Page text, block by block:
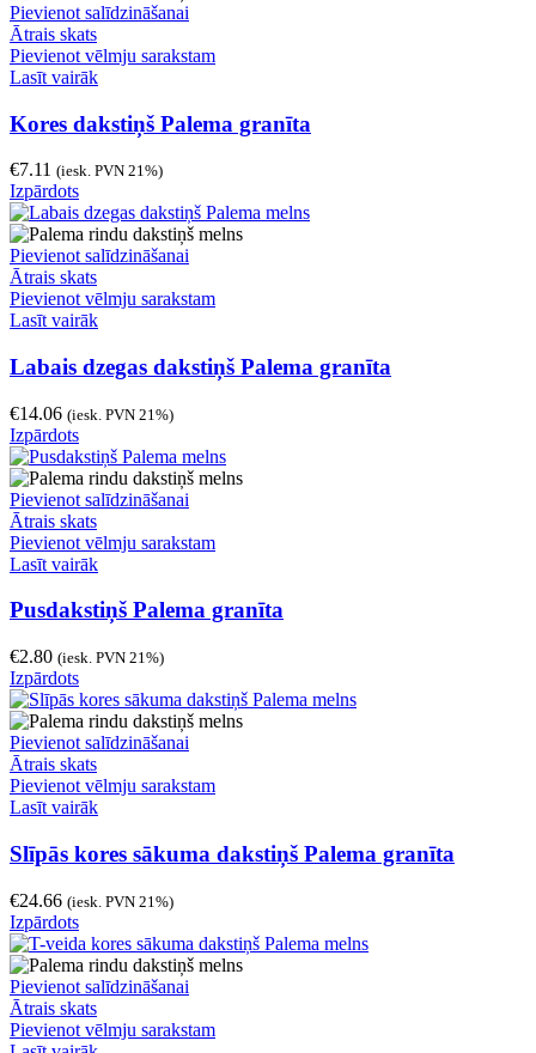
Pievienot salīdzināšanai
Ātrais skats
Pievienot vēlmju sarakstam
Lasīt vairāk
Kores dakstiņš Palema granīta
€7.11 (iesk. PVN 21%)
Izpārdots
Pievienot salīdzināšanai
Ātrais skats
Pievienot vēlmju sarakstam
Lasīt vairāk
Labais dzegas dakstiņš Palema granīta
€14.06 (iesk. PVN 21%)
Izpārdots
Pievienot salīdzināšanai
Ātrais skats
Pievienot vēlmju sarakstam
Lasīt vairāk
Pusdakstiņš Palema granīta
€2.80 (iesk. PVN 21%)
Izpārdots
Pievienot salīdzināšanai
Ātrais skats
Pievienot vēlmju sarakstam
Lasīt vairāk
Slīpās kores sākuma dakstiņš Palema granīta
€24.66 (iesk. PVN 21%)
Izpārdots
Pievienot salīdzināšanai
Ātrais skats
Pievienot vēlmju sarakstam